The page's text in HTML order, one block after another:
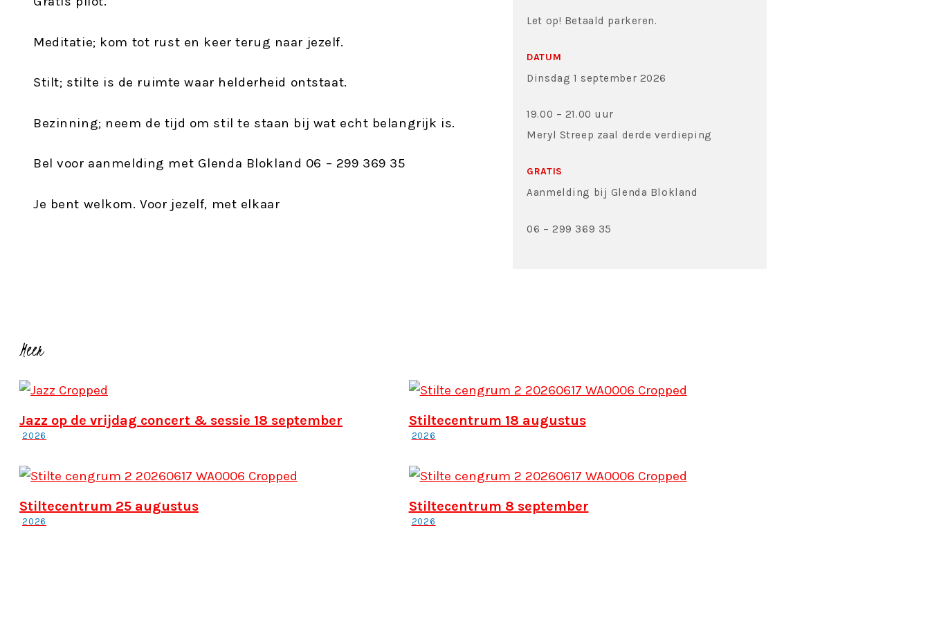
Meditatie; kom tot rust en keer terug naar jezelf.
Stilt; stilte is de ruimte waar helderheid ontstaat.
Bezinning; neem de tijd om stil te staan bij wat echt belangrijk is.
Bel voor aanmelding met Glenda Blokland 06 – 299 369 35
Je bent welkom. Voor jezelf, met elkaar
Let op! Betaald parkeren.
DATUM
Dinsdag 1 september 2026
19.00 – 21.00 uur
Meryl Streep zaal derde verdieping
GRATIS
Aanmelding bij Glenda Blokland
06 – 299 369 35
Meer
Jazz op de vrijdag concert & sessie 18 september
2026
Stiltecentrum 18 augustus
2026
Stiltecentrum 25 augustus
2026
Stiltecentrum 8 september
2026